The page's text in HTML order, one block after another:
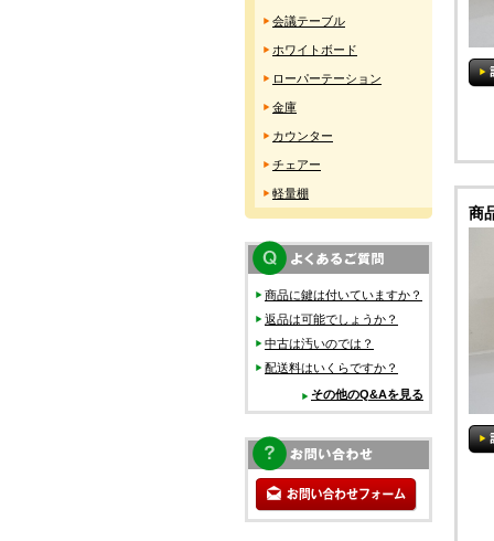
商
会議テーブル
ホワイトボード
ローパーテーション
金庫
カウンター
チェアー
軽量棚
商品に鍵は付いていますか？
返品は可能でしょうか？
中古は汚いのでは？
配送料はいくらですか？
その他のQ&Aを見る